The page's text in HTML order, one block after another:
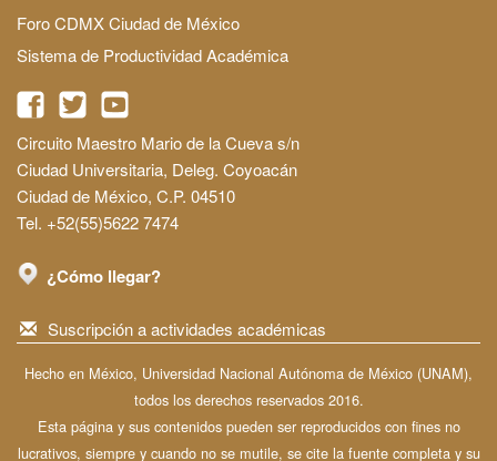
Foro CDMX Ciudad de México
Sistema de Productividad Académica
Circuito Maestro Mario de la Cueva s/n
Ciudad Universitaria, Deleg. Coyoacán
Ciudad de México, C.P. 04510
Tel. +52(55)5622 7474
¿Cómo llegar?
Suscripción a actividades académicas
Hecho en México, Universidad Nacional Autónoma de México (UNAM),
todos los derechos reservados 2016.
Esta página y sus contenidos pueden ser reproducidos con fines no
lucrativos, siempre y cuando no se mutile, se cite la fuente completa y su